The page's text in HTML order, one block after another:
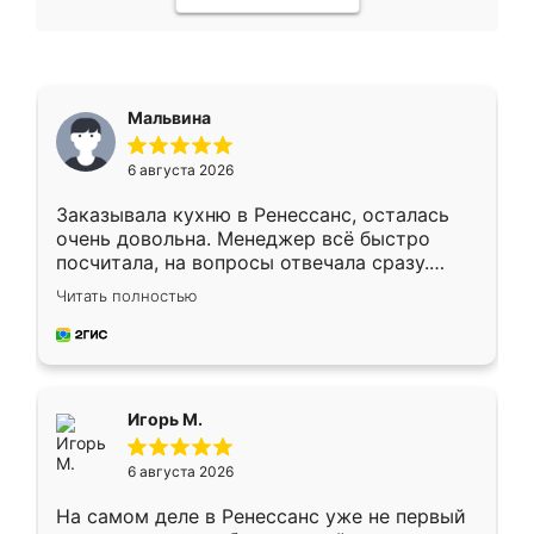
Мальвина
6 августа 2026
Заказывала кухню в Ренессанс, осталась
очень довольна. Менеджер всё быстро
посчитала, на вопросы отвечала сразу.
Замерщик приехал в субботу, подошёл к
делу со всей ответственностью. Собрали
за день, ребята работали аккуратно, даже
Читать полностью
Игорь М.
6 августа 2026
На самом деле в Ренессанс уже не первый